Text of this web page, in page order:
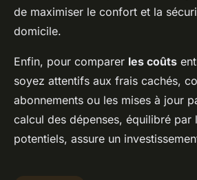
de maximiser le confort et la
domicile.
Enfin, pour comparer les coûts
soyez attentifs aux frais cachés,
abonnements ou les mises à jour
calcul des dépenses, équilibré par
potentiels, assure un